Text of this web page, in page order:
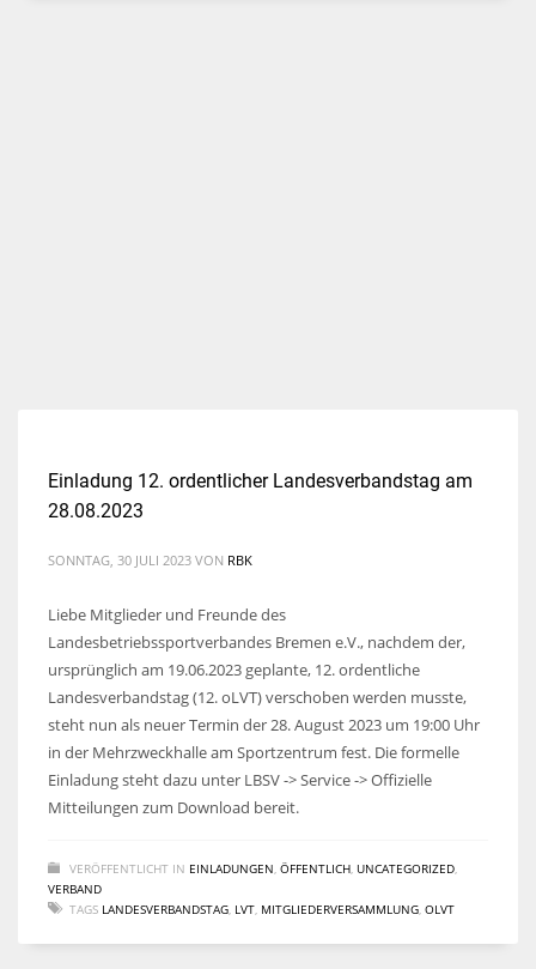
Einladung 12. ordentlicher Landesverbandstag am
28.08.2023
SONNTAG, 30 JULI 2023 VON RBK
Liebe Mitglieder und Freunde des
Landesbetriebssportverbandes Bremen e.V., nachdem der,
ursprünglich am 19.06.2023 geplante, 12. ordentliche
Landesverbandstag (12. oLVT) verschoben werden musste,
steht nun als neuer Termin der 28. August 2023 um 19:00 Uhr
in der Mehrzweckhalle am Sportzentrum fest. Die formelle
Einladung steht dazu unter LBSV -> Service -> Offizielle
Mitteilungen zum Download bereit.
VERÖFFENTLICHT IN EINLADUNGEN ÖFFENTLICH UNCATEGORIZED
VERBAND
TAGS LANDESVERBANDSTAG LVT MITGLIEDERVERSAMMLUNG OLVT